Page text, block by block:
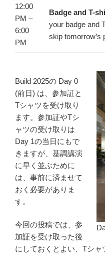
12:00
PM –
6:00
PM
Badge and T-
your badge and
skip tomorrow’s
Build 2025の Day 0
(前日) は、参加証と
Tシャツを受け取り
ます。参加証やTシ
ャツの受け取りは
Day 1の当日にもで
きますが、基調講演
に早く並ぶために
は、事前に済ませて
おく必要がありま
す。
今回の投稿では、参
加証を受け取った後
にしておくとよい、Tシャ